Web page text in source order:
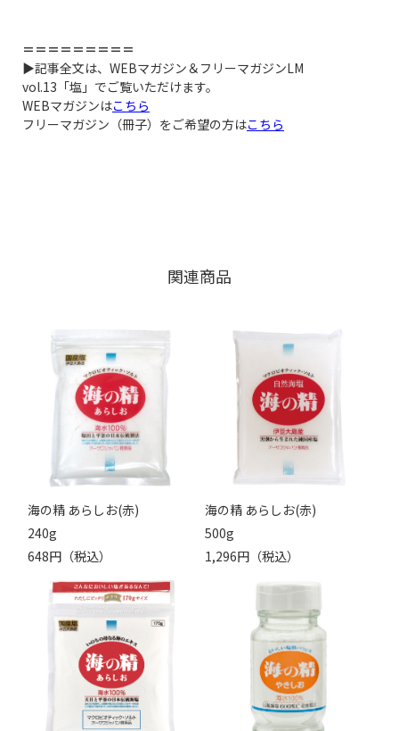
＝＝＝＝＝＝＝＝＝
▶記事全文は、WEBマガジン＆フリーマガジンLM
vol.13「塩」でご覧いただけます。
WEBマガジンはこちら
フリーマガジン（冊子）をご希望の方はこちら
関連商品
海の精 あらしお(赤)
240g
648円（税込）
海の精 あらしお(赤)
500g
1,296円（税込）